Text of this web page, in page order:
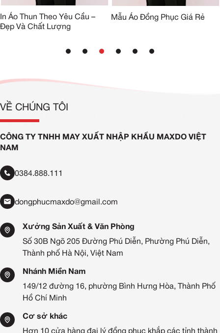
In Áo Thun Theo Yêu Cầu –
Đẹp Và Chất Lượng
Mẫu Áo Đồng Phục Giá Rẻ
VỀ CHÚNG TÔI
CÔNG TY TNHH MAY XUẤT NHẬP KHẨU MAXDO VIỆT
NAM
0384.888.111
dongphucmaxdo@gmail.com
Xưởng Sản Xuất & Văn Phòng
Số 30B Ngõ 205 Đường Phú Diễn, Phường Phú Diễn,
Thành phố Hà Nội, Việt Nam
Nhánh Miền Nam
149/12 đường 16, phường Bình Hưng Hòa, Thành Phố
Hồ Chí Minh
Cơ sở khác
Hơn 10 cửa hàng đại lý đồng phục khắp các tỉnh thành